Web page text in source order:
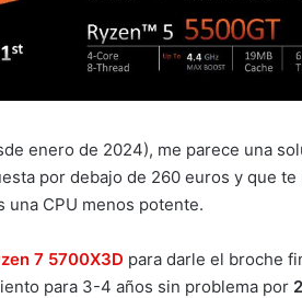
enero de 2024), me parece una
por debajo de 260 euros y que te
una CPU menos potente.
7 5700X3D para darle el broche
para 3-4 años sin problema por